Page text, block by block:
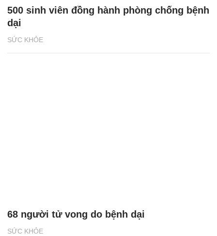
SỨC KHỎE
500 sinh viên đồng hành phòng chống bệnh
dại
SỨC KHỎE
68 người tử vong do bệnh dại